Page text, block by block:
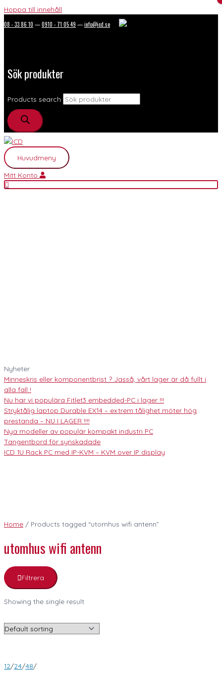
Hoppa till innehåll
08 - 33 86 10 —0910 - 71 05 49 —info@icd.se
Sök produkter
Products search
Huvudmeny
Mitt Konto
Nyheter
Minneskris eller komponentbrist ? Jasså, vårt lager är då fullt i
alla fall !
Nu har vi populära Fitlet3 embedded-PC i lager !!!
Stryktålig laptop Durable EX14 – extrem tålighet möter hög
prestanda – NU I LAGER !!!!
Nya modeller av populär kompakt industri PC
Tangentbord för synskadade
ICD 1U Rack PC med IP-KVM – KVM over IP display
Home / Products tagged “utomhus wifi antenn”
utomhus wifi antenn
Filtrera
Showing the single result
12/24/48/